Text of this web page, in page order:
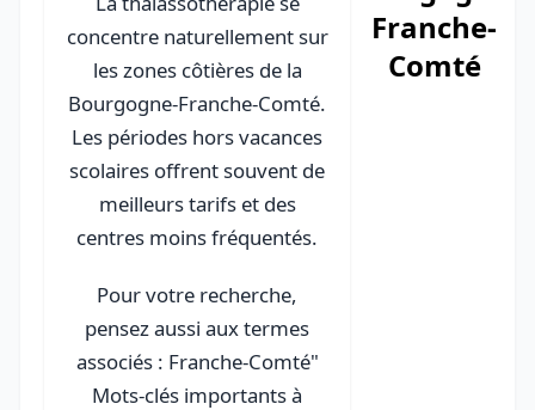
concentre naturellement sur
les zones côtières de la
Bourgogne-Franche-Comté.
Les périodes hors vacances
scolaires offrent souvent de
meilleurs tarifs et des
centres moins fréquentés.
Pour votre recherche,
pensez aussi aux termes
associés : Franche-Comté"
Mots-clés importants à
Franche-
Comté